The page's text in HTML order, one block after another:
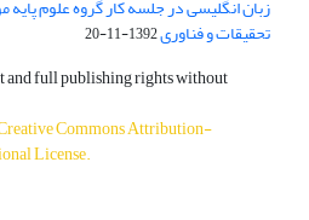
تحقیقات و فناوری1392-11-20
and full publishing rights without
Commons Attribution-
License.